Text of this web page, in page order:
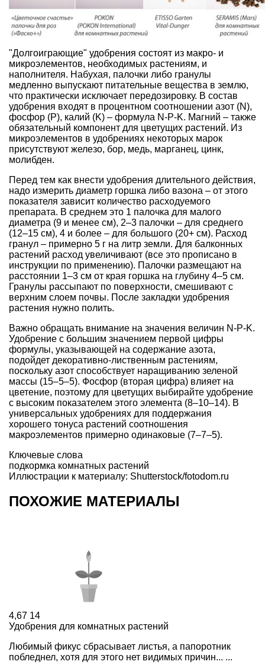
"Долгоиграющие" удобрения состоят из макро- и
микроэлементов, необходимых растениям, и
наполнителя. Набухая, палочки либо гранулы
медленно выпускают питательные вещества в землю,
что практически исключает передозировку. В состав
удобрения входят в процентном соотношении азот (N),
фосфор (P), калий (K) – формула N-P-K. Магний – также
обязательный компонент для цветущих растений. Из
микроэлементов в удобрениях некоторых марок
присутствуют железо, бор, медь, марганец, цинк,
молибден.
Перед тем как внести удобрения длительного действия,
надо измерить диаметр горшка либо вазона – от этого
показателя зависит количество расходуемого
препарата. В среднем это 1 палочка для малого
диаметра (9 и менее см), 2–3 палочки – для среднего
(12–15 см), 4 и более – для большого (20+ см). Расход
гранул – примерно 5 г на литр земли. Для балконных
растений расход увеличивают (все это прописано в
инструкции по применению). Палочки размещают на
расстоянии 1–3 см от края горшка на глубину 4–5 см.
Гранулы рассыпают по поверхности, смешивают с
верхним слоем почвы. После закладки удобрения
растения нужно полить.
Важно обращать внимание на значения величин N-P-K.
Удобрение с большим значением первой цифры
формулы, указывающей на содержание азота,
подойдет декоративно-лиственным растениям,
поскольку азот способствует наращиванию зеленой
массы (15–5–5). Фосфор (вторая цифра) влияет на
цветение, поэтому для цветущих выбирайте удобрение
с высоким показателем этого элемента (8–10–14). В
универсальных удобрениях для поддержания
хорошего тонуса растений соотношения
макроэлементов примерно одинаковые (7–7–5).
Ключевые слова
подкормка комнатных растений
Иллюстрации к материалу: Shutterstock/fotodom.ru
ПОХОЖИЕ МАТЕРИАЛЫ
4,67 14
Удобрения для комнатных растений
Любимый фикус сбрасывает листья, а папоротник
побледнел, хотя для этого нет видимых причин... ...